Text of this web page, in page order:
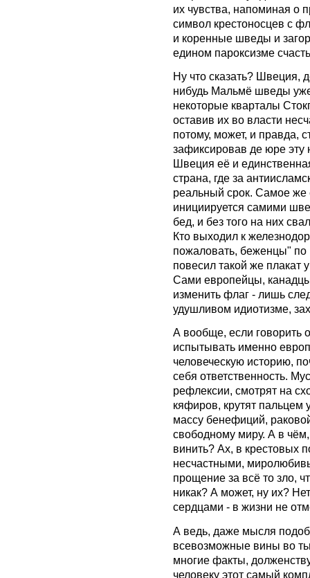
их чувства, напоминая о
символ крестоносцев с
и коренные шведы и
едином пароксизме
Ну что сказать? Швеция,
нибудь Мальмё шведы
некоторые кварталы
оставив их во власти
потому, может, и правда,
зафиксировав де юре эту
Швеция её и
страна, где за
реальный срок. Самое же
инициируется самими
бед, и без того на них
Кто выходил к
пожаловать, беженцы" по
повесил такой же плакат
Сами европейцы,
изменить флаг - лишь
удушливом идиотизме,
А вообще, если говорить
испытывать именно
человеческую историю,
себя ответственность.
рефлексии, смотрят на
кяфиров, крутят пальцем
массу бенефиций,
свободному миру. А в
винить? Ах, в крестовых
несчастными,
прощение за всё то зло,
никак? А может, ну их?
сердцами - в жизни не
А ведь, даже мысля
всевозможные вины во
многие факты,
человеку этот самый